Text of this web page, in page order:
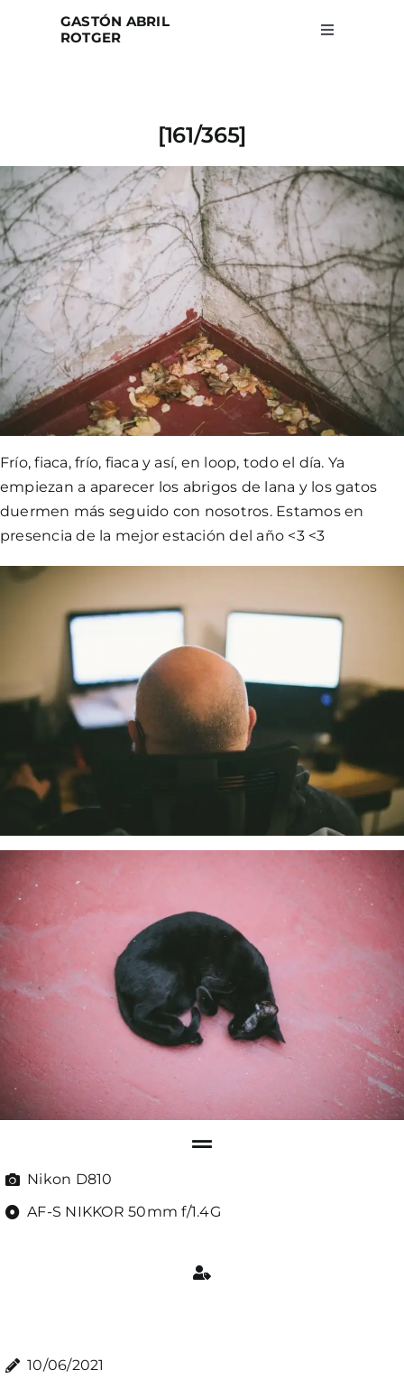
GASTÓN ABRIL
ROTGER
Toggle
Blog
About
Search
for:
[161/365]
Frío, fiaca, frío, fiaca y así, en loop, todo el día. Ya
empiezan a aparecer los abrigos de lana y los gatos
duermen más seguido con nosotros. Estamos en
presencia de la mejor estación del año <3 <3
Nikon D810
AF-S NIKKOR 50mm f/1.4G
10/06/2021